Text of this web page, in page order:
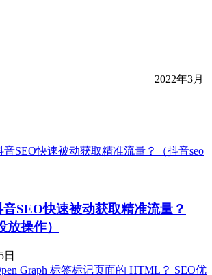
2022年3月
SEO快速被动获取精准流量？
放操作）
日
SEO优